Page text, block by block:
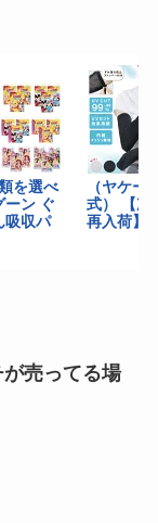
売ってる場